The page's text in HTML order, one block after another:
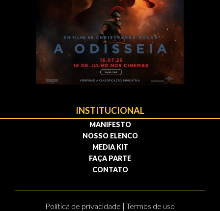
INSTITUCIONAL
MANIFESTO
NOSSO ELENCO
MEDIA KIT
FAÇA PARTE
CONTATO
Política de privacidade | Termos de uso